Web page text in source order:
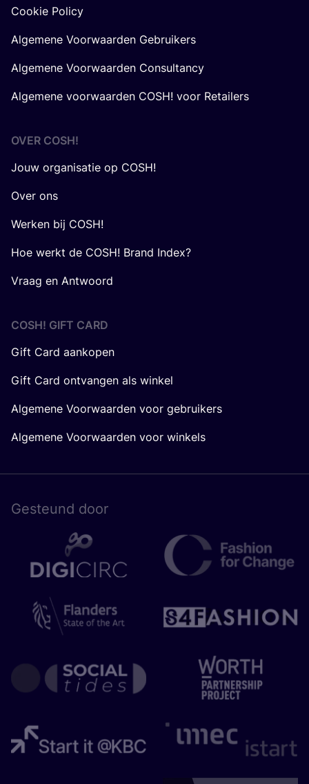
Cookie Policy
Algemene Voorwaarden Gebruikers
Algemene Voorwaarden Consultancy
Algemene voorwaarden COSH! voor Retailers
OVER COSH!
Jouw organisatie op COSH!
Over ons
Werken bij COSH!
Hoe werkt de COSH! Brand Index?
Vraag en Antwoord
COSH! GIFT CARD
Gift Card aankopen
Gift Card ontvangen als winkel
Algemene Voorwaarden voor gebruikers
Algemene Voorwaarden voor winkels
Gesteund door